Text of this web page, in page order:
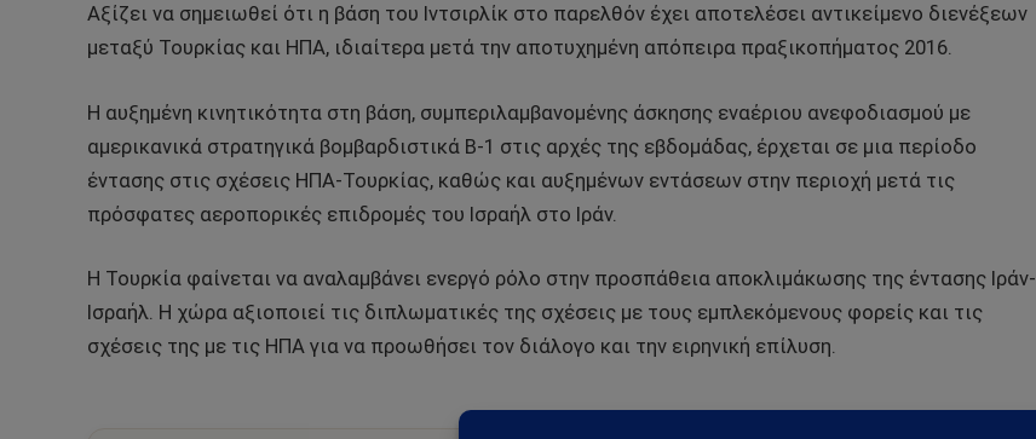
Αξίζει να σημειωθεί ότι η βάση του Ιντσιρλίκ στο παρελθόν έχει αποτελέσει αντικείμενο διενέξεων
μεταξύ Τουρκίας και ΗΠΑ, ιδιαίτερα μετά την αποτυχημένη απόπειρα πραξικοπήματος 2016.
Η αυξημένη κινητικότητα στη βάση, συμπεριλαμβανομένης άσκησης εναέριου ανεφοδιασμού με
αμερικανικά στρατηγικά βομβαρδιστικά B-1 στις αρχές της εβδομάδας, έρχεται σε μια περίοδο
έντασης στις σχέσεις ΗΠΑ-Τουρκίας, καθώς και αυξημένων εντάσεων στην περιοχή μετά τις
πρόσφατες αεροπορικές επιδρομές του Ισραήλ στο Ιράν.
Η Τουρκία φαίνεται να αναλαμβάνει ενεργό ρόλο στην προσπάθεια αποκλιμάκωσης της έντασης Ιράν-
Ισραήλ. Η χώρα αξιοποιεί τις διπλωματικές της σχέσεις με τους εμπλεκόμενους φορείς και τις
σχέσεις της με τις ΗΠΑ για να προωθήσει τον διάλογο και την ειρηνική επίλυση.